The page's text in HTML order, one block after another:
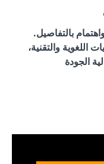
بالتفاصيل.
اللغوية والتقنية،